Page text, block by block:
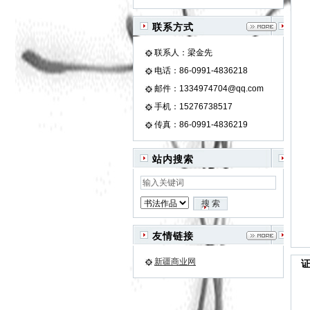
联系方式
联系人：梁金先
电话：86-0991-4836218
邮件：1334974704@qq.com
手机：15276738517
传真：86-0991-4836219
站内搜索
友情链接
新疆商业网